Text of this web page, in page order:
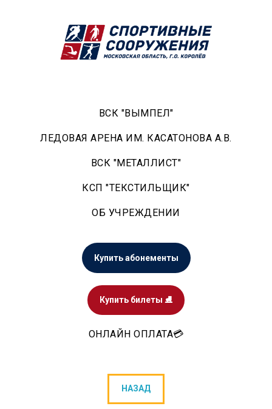
ВСК "ВЫМПЕЛ"
ЛЕДОВАЯ АРЕНА ИМ. КАСАТОНОВА А.В.
ВСК "МЕТАЛЛИСТ"
КСП "ТЕКСТИЛЬЩИК"
ОБ УЧРЕЖДЕНИИ
Купить абонементы
Купить билеты ⛸️
ОНЛАЙН ОПЛАТА💳
НАЗАД